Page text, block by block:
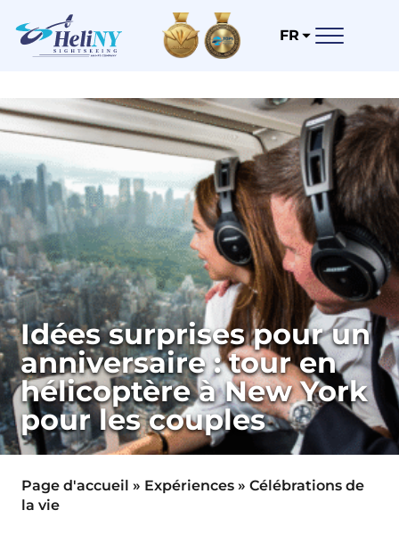
FR
Idées surprises pour un
anniversaire : tour en
hélicoptère à New York
pour les couples
Page d'accueil » Expériences » Célébrations de
la vie